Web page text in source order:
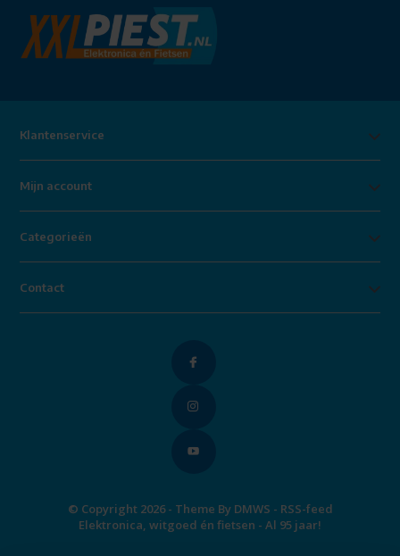
Klantenservice
Mijn account
Categorieën
Contact
© Copyright 2026 - Theme By DMWS - RSS-feed
Elektronica, witgoed én fietsen - Al 95 jaar!